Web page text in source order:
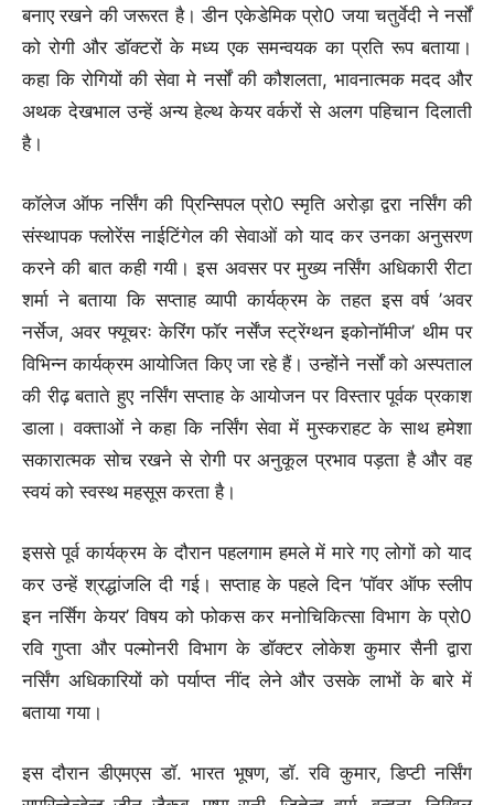
बनाए रखने की जरूरत है। डीन एकेडेमिक प्रो0 जया चतुर्वेदी ने नर्सों
को रोगी और डाॅक्टरों के मध्य एक समन्वयक का प्रति रूप बताया।
कहा कि रोगियों की सेवा मे नर्सों की कौशलता, भावनात्मक मदद और
अथक देखभाल उन्हें अन्य हेल्थ केयर वर्करों से अलग पहिचान दिलाती
है।
काॅलेज ऑफ नर्सिंग की प्रिन्सिपल प्रो0 स्मृति अरोड़ा द्वरा नर्सिंग की
संस्थापक फ्लोरेंस नाईटिंगेल की सेवाओं को याद कर उनका अनुसरण
करने की बात कही गयी। इस अवसर पर मुख्य नर्सिंग अधिकारी रीटा
शर्मा ने बताया कि सप्ताह व्यापी कार्यक्रम के तहत इस वर्ष ’अवर
नर्सेज, अवर फ्यूचरः केरिंग फाॅर नर्सेंज स्ट्रेंग्थन इकोनाॅमीज’ थीम पर
विभिन्न कार्यक्रम आयोजित किए जा रहे हैं। उन्होंने नर्सों को अस्पताल
की रीढ़ बताते हुए नर्सिंग सप्ताह के आयोजन पर विस्तार पूर्वक प्रकाश
डाला। वक्ताओं ने कहा कि नर्सिंग सेवा में मुस्कराहट के साथ हमेशा
सकारात्मक सोच रखने से रोगी पर अनुकूल प्रभाव पड़ता है और वह
स्वयं को स्वस्थ महसूस करता है।
इससे पूर्व कार्यक्रम के दौरान पहलगाम हमले में मारे गए लोगों को याद
कर उन्हें श्रद्धांजलि दी गई। सप्ताह के पहले दिन ’पाॅवर ऑफ स्लीप
इन नर्सिेग केयर’ विषय को फोकस कर मनोचिकित्सा विभाग के प्रो0
रवि गुप्ता और पल्मोनरी विभाग के डॉक्टर लोकेश कुमार सैनी द्वारा
नर्सिंग अधिकारियों को पर्याप्त नींद लेने और उसके लाभों के बारे में
बताया गया।
इस दौरान डीएमएस डाॅ. भारत भूषण, डाॅ. रवि कुमार, डिप्टी नर्सिंग